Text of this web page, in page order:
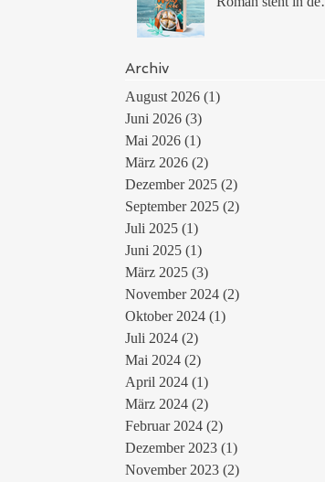
Archiv
August 2026 (1)
Juni 2026 (3)
Mai 2026 (1)
März 2026 (2)
Dezember 2025 (2)
September 2025 (2)
Juli 2025 (1)
Juni 2025 (1)
März 2025 (3)
November 2024 (2)
Oktober 2024 (1)
Juli 2024 (2)
Mai 2024 (2)
April 2024 (1)
März 2024 (2)
Februar 2024 (2)
Dezember 2023 (1)
November 2023 (2)